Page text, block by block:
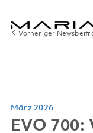
Vorheriger
März 2026
EVO 700: